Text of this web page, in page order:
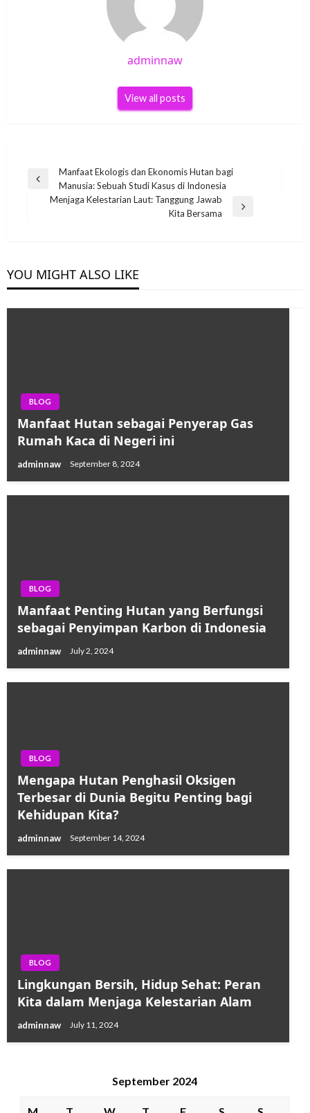
adminnaw
View all posts
Post
navigation
Previous
Manfaat Ekologis dan Ekonomis Hutan bagi
Manusia: Sebuah Studi Kasus di Indonesia
Menjaga Kelestarian Laut: Tanggung Jawab
Kita Bersama
YOU MIGHT ALSO LIKE
BLOG
Manfaat Hutan sebagai Penyerap Gas
Rumah Kaca di Negeri ini
adminnaw September 8, 2024
BLOG
Manfaat Penting Hutan yang Berfungsi
sebagai Penyimpan Karbon di Indonesia
adminnaw July 2, 2024
BLOG
Mengapa Hutan Penghasil Oksigen
Terbesar di Dunia Begitu Penting bagi
Kehidupan Kita?
adminnaw September 14, 2024
BLOG
Lingkungan Bersih, Hidup Sehat: Peran
Kita dalam Menjaga Kelestarian Alam
adminnaw July 11, 2024
September 2024